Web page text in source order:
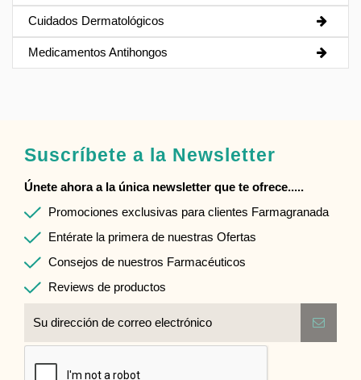
Cuidados Dermatológicos
Medicamentos Antihongos
Suscríbete a la Newsletter
Únete ahora a la única newsletter que te ofrece.....
Promociones exclusivas para clientes Farmagranada
Entérate la primera de nuestras Ofertas
Consejos de nuestros Farmacéuticos
Reviews de productos